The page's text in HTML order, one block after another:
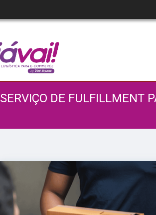
DE FULFILLMENT